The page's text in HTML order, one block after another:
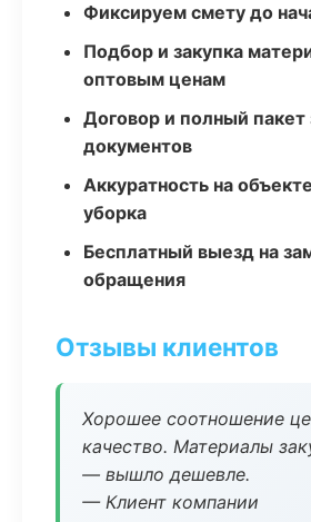
Фиксируем смету до
Подбор и закупка
оптовым ценам
Договор и полный
документов
Аккуратность на
уборка
Бесплатный выезд на
обращения
Отзывы клиентов
Хорошее соотношение
качество. Материалы
— вышло дешевле.
— Клиент компании